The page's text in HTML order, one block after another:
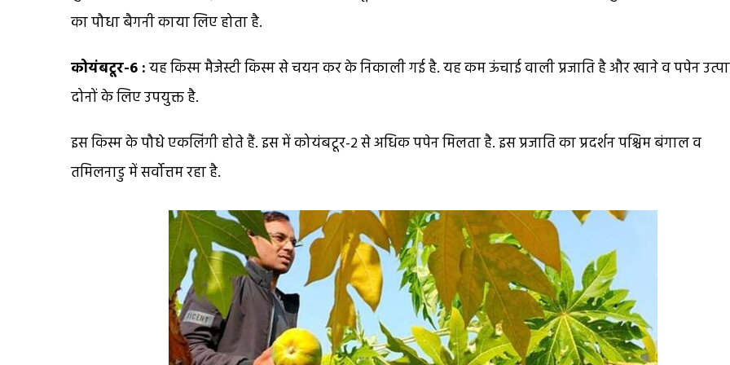
का पौधा बैगनी काया लिए होता है.
कोयंबटूर-6 :यह किस्म मैजेस्टी किस्म से चयन कर के निकाली गई है. यह कम ऊंचाई वाली प्रजाति है और खाने व पपेन
दोनों के लिए उपयुक्त है.
इस किस्म के पौधे एकलिंगी होते हैं. इस में कोयंबटूर-2 से अधिक पपेन मिलता है. इस प्रजाति का प्रदर्शन पश्चिम बंगाल व
तमिलनाडु में सर्वोत्तम रहा है.